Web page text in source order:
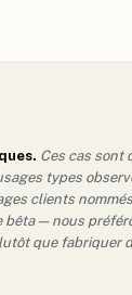
Ces cas sont
types
clients
bêta — nous
que fabriquer